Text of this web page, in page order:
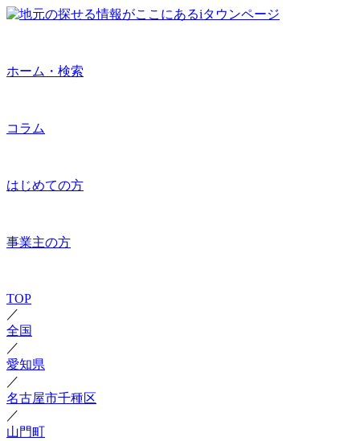
ホーム・検索
コラム
はじめての方
事業主の方
TOP
／
全国
／
愛知県
／
名古屋市千種区
／
山門町